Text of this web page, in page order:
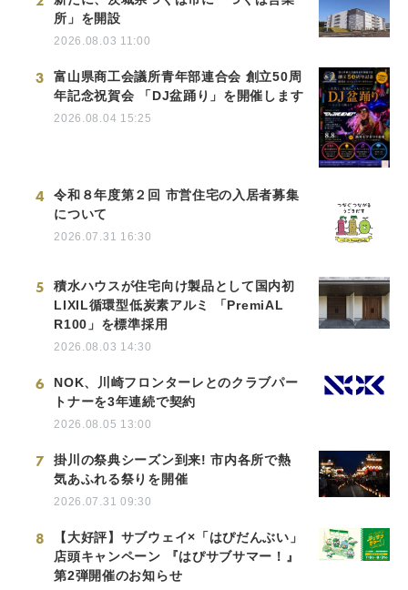
所」を開設
2026.08.03 11:00
3
富山県商工会議所青年部連合会 創立50周
年記念祝賀会 「DJ盆踊り」を開催します
2026.08.04 15:25
4
令和８年度第２回 市営住宅の入居者募集
について
2026.07.31 16:30
5
積水ハウスが住宅向け製品として国内初
LIXIL循環型低炭素アルミ 「PremiAL
R100」を標準採用
2026.08.03 14:30
6
NOK、川崎フロンターレとのクラブパー
トナーを3年連続で契約
2026.08.05 13:00
7
掛川の祭典シーズン到来! 市内各所で熱
気あふれる祭りを開催
2026.07.31 09:30
8
【大好評】サブウェイ×「はぴだんぶい」
店頭キャンペーン 『はぴサブサマー！』
第2弾開催のお知らせ